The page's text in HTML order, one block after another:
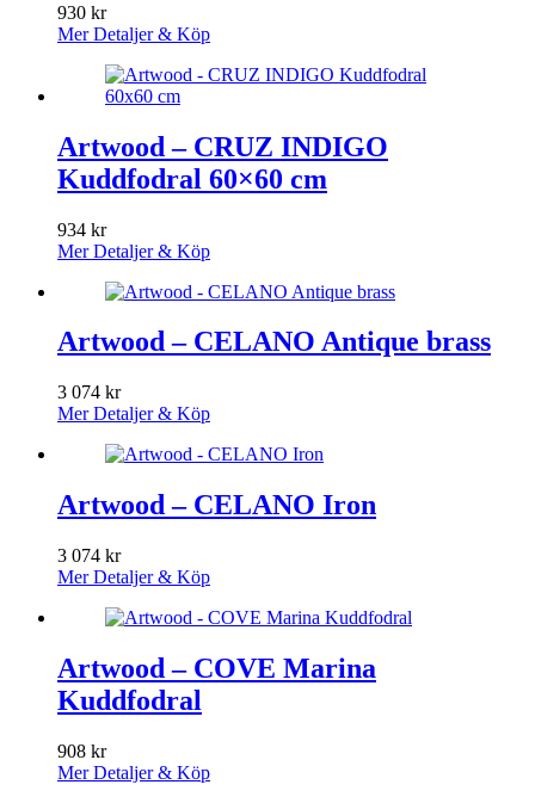
930 kr
Mer Detaljer & Köp
Artwood – CRUZ INDIGO
Kuddfodral 60×60 cm
934 kr
Mer Detaljer & Köp
Artwood – CELANO Antique brass
3 074 kr
Mer Detaljer & Köp
Artwood – CELANO Iron
3 074 kr
Mer Detaljer & Köp
Artwood – COVE Marina
Kuddfodral
908 kr
Mer Detaljer & Köp